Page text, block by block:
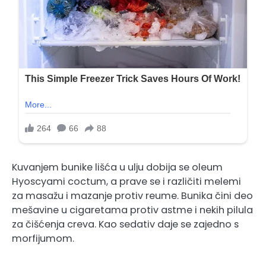
Kuvanjem bunike lišća u ulju dobija se oleum
Hyoscyami coctum, a prave se i različiti melemi
za masažu i mazanje protiv reume. Bunika čini deo
mešavine u cigaretama protiv astme i nekih pilula
za čišćenja creva. Kao sedativ daje se zajedno s
morfijumom.